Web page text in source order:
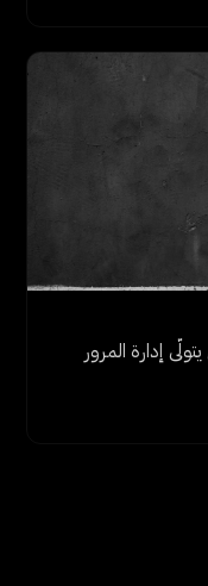
إدارة المرور